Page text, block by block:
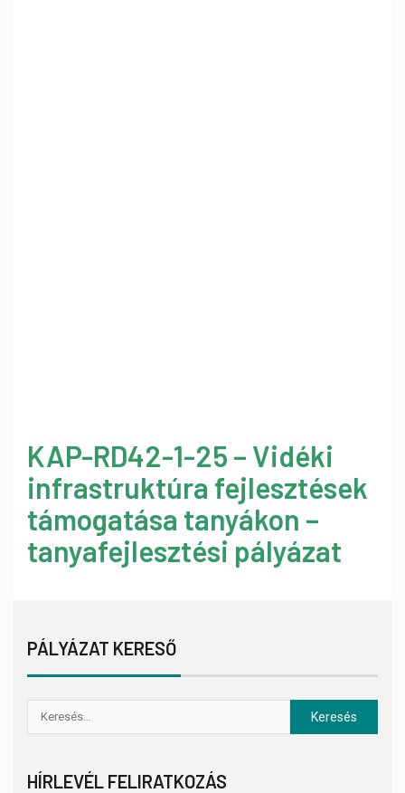
KAP-RD42-1-25 – Vidéki
infrastruktúra fejlesztések
támogatása tanyákon –
tanyafejlesztési pályázat
PÁLYÁZAT KERESŐ
HÍRLEVÉL FELIRATKOZÁS